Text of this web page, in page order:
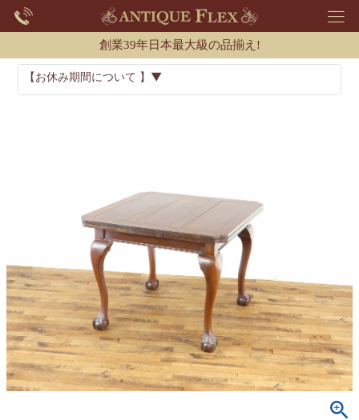
創業39年日本最大級の品揃え!
【お休み期間について 】▼